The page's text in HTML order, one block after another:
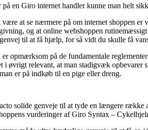
en Giro internet handler kunne man helt
at se nærmere på om internet shoppen
og at online webshoppen
til at få hjælp, for så vidt du skulle få
opmærksom på de fundamentale
i øvrigt relevant, at man stadigvæk
er på indkøb til en pige eller dreng.
solide genveje til at tyde en længere
vurderinger af Giro Syntax –